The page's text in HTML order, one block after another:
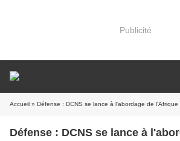
Publicité
Accueil » Défense : DCNS se lance à l'abordage de l'Afrique
Défense : DCNS se lance à